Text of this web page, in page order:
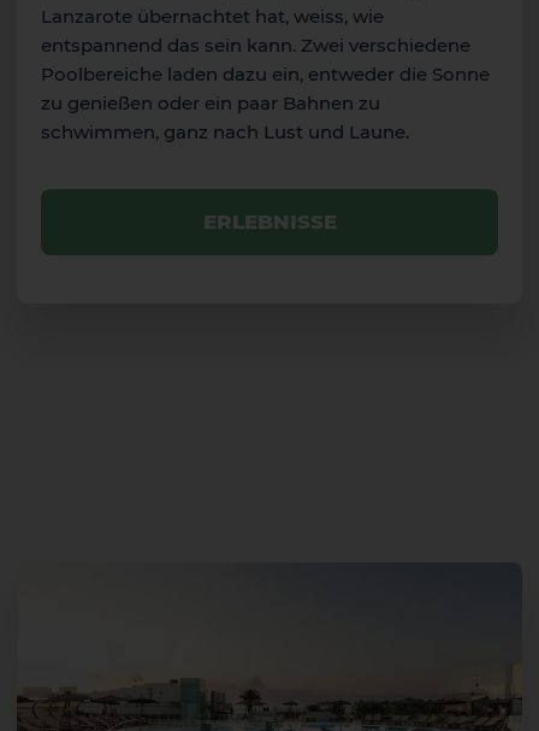
Lanzarote übernachtet hat, weiss, wie
entspannend das sein kann. Zwei verschiedene
Poolbereiche laden dazu ein, entweder die Sonne
zu genießen oder ein paar Bahnen zu
schwimmen, ganz nach Lust und Laune.
ERLEBNISSE